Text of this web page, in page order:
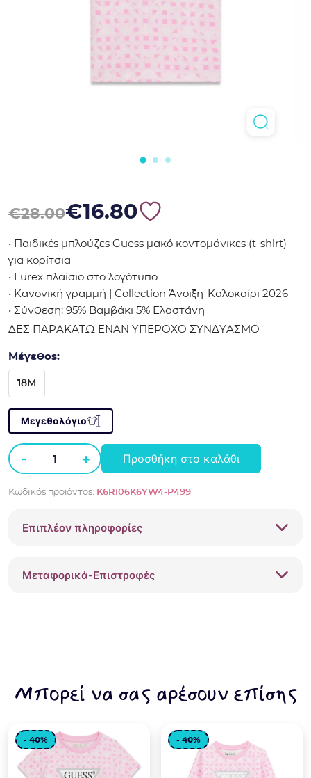
€28.00
Original price was: €28.00.
€16.80
Η τρέχουσα τιμή είναι: €16.80.
• Παιδικές μπλούζες Guess μακό κοντομάνικες (t-shirt)
για κορίτσια
• Lurex πλαίσιο στο λογότυπο
• Κανονική γραμμή | Collection Άνοιξη-Καλοκαίρι 2026
• Σύνθεση: 95% Βαμβάκι 5% Ελαστάνη
ΔΕΣ ΠΑΡΑΚΑΤΩ ΕΝΑΝ ΥΠΕΡΟΧΟ ΣΥΝΔΥΑΣΜΟ
Μέγεθος:
18M
Μεγεθολόγιο
-
Μπλούζα
μακό
Ροζ
+ Προσθήκη στο καλάθι
Κωδικός προϊόντος: K6RI06K6YW4-P499
Επιπλέον πληροφορίες
Μεταφορικά-Επιστροφές
Μπορεί να σας αρέσουν επίσης
- 40% - 40%